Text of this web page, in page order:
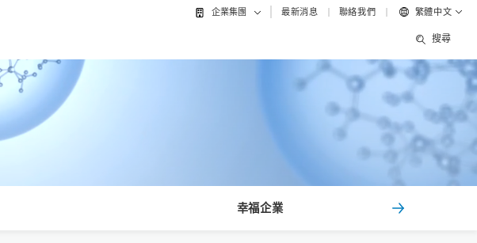
企業集團 最新消息 聯絡我們 繁體中文
搜尋
幸福企業